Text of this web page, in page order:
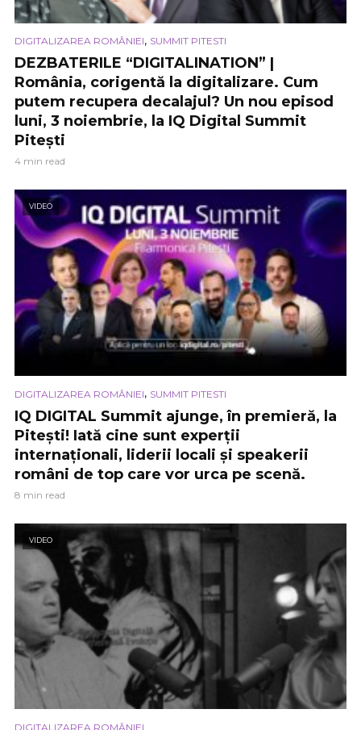
DIGITALIZAREA ROMÂNIEI, SUMMIT PITESTI
DEZBATERILE “DIGITALINATION” |
România, corigentă la digitalizare. Cum
putem recupera decalajul? Un nou episod
luni, 3 noiembrie, la IQ Digital Summit
Pitești
4 min read
VIDEO
DIGITALIZAREA ROMÂNIEI, SUMMIT PITESTI
IQ DIGITAL Summit ajunge, în premieră, la
Pitești! Iată cine sunt experții
internaționali, liderii locali și speakerii
români de top care vor urca pe scenă.
8 min read
VIDEO
DIGITALIZAREA ROMÂNIEI